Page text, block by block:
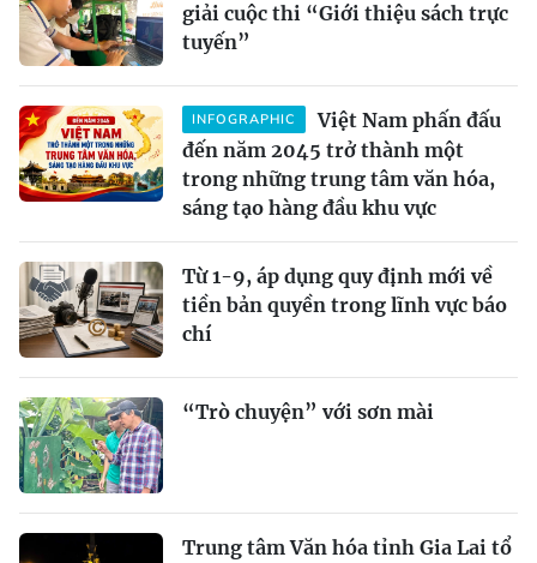
giải cuộc thi “Giới thiệu sách trực
tuyến”
INFOGRAPHIC
Việt Nam phấn đấu
đến năm 2045 trở thành một
trong những trung tâm văn hóa,
sáng tạo hàng đầu khu vực
Từ 1-9, áp dụng quy định mới về
tiền bản quyền trong lĩnh vực báo
chí
“Trò chuyện” với sơn mài
Trung tâm Văn hóa tỉnh Gia Lai tổ